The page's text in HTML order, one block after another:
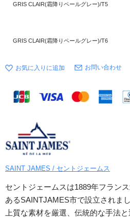
GRIS CLAIR(霜降りペールグレー)/T5
GRIS CLAIR(霜降りペールグレー)/T6
お問い合わせ
SAINT JAMES / セントジェームス
セントジェームスは1889年フラン
あるSAINTJAMES市で設立されま
上質な素材を厳選、伝統的な手法